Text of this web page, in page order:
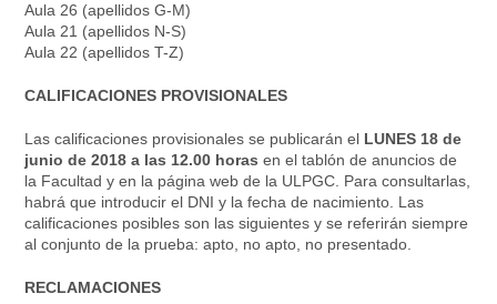
Aula 26 (apellidos G-M)
Aula 21 (apellidos N-S)
Aula 22 (apellidos T-Z)
CALIFICACIONES PROVISIONALES
Las calificaciones provisionales se publicarán el LUNES 18 de
junio de 2018 a las 12.00 horas en el tablón de anuncios de
la Facultad y en la página web de la ULPGC. Para consultarlas,
habrá que introducir el DNI y la fecha de nacimiento. Las
calificaciones posibles son las siguientes y se referirán siempre
al conjunto de la prueba: apto, no apto, no presentado.
RECLAMACIONES